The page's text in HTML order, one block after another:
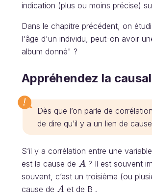
indication (plus ou moins précise)
Dans le chapitre précédent, on
l'âge d'un individu, peut-on avoir
album donné" ?
Appréhendez la
Dès que l’on parle de
de dire qu’il y a un lien de
S’il y a corrélation entre une variable
est la cause de A
A ? Il est souvent
souvent, c’est un troisième (ou
cause de A
A et de B .